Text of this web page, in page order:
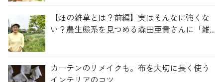
【畑の雑草とは？前編】実はそんなに強くな
い？農生態系を見つめる森田亜貴さんに「雑
カーテンのリメイクも。布を大切に長く使う